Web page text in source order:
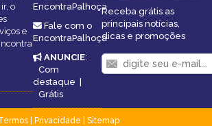
o
e
EncontraPalhoça
Fale com o
EncontraPalhoça
ANUNCIE:
Com
destaque |
Grátis
Receba grátis as
principais notícias,
dicas e promoções
| Privacidade
Sitemap